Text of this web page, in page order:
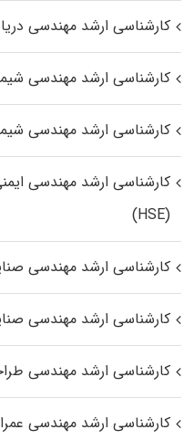
کارشناسی ارشد مهندسی
کارشناسی ارشد مهندسی
کارشناسی ارشد مهندسی
کارشناسی ارشد مهندسی
(HSE)
کارشناسی ارشد مهندسی
کارشناسی ارشد مهندسی
کارشناسی ارشد مهندسی
کارشناسی ارشد مهندسی